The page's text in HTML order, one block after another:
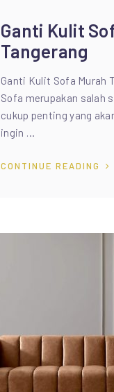
Ganti Kulit
Tangerang
Ganti Kulit Sofa Murah
Sofa merupakan salah
cukup penting yang
ingin …
CONTINUE READING